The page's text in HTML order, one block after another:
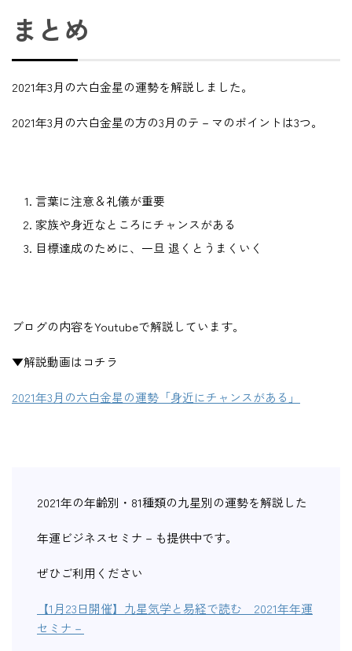
まとめ
2021年3月の六白金星の運勢を解説しました。
2021年3月の六白金星の方の3月のテ－マのポイントは3つ。
言葉に注意＆礼儀が重要
家族や身近なところにチャンスがある
目標達成のために、一旦 退くとうまくいく
ブログの内容をYoutubeで解説しています。
▼解説動画はコチラ
2021年3月の六白金星の運勢「身近にチャンスがある」
2021年の年齢別・81種類の九星別の運勢を解説した
年運ビジネスセミナ－も提供中です。
ぜひご利用ください
【1月23日開催】九星気学と易経で読む 2021年年運
セミナ－